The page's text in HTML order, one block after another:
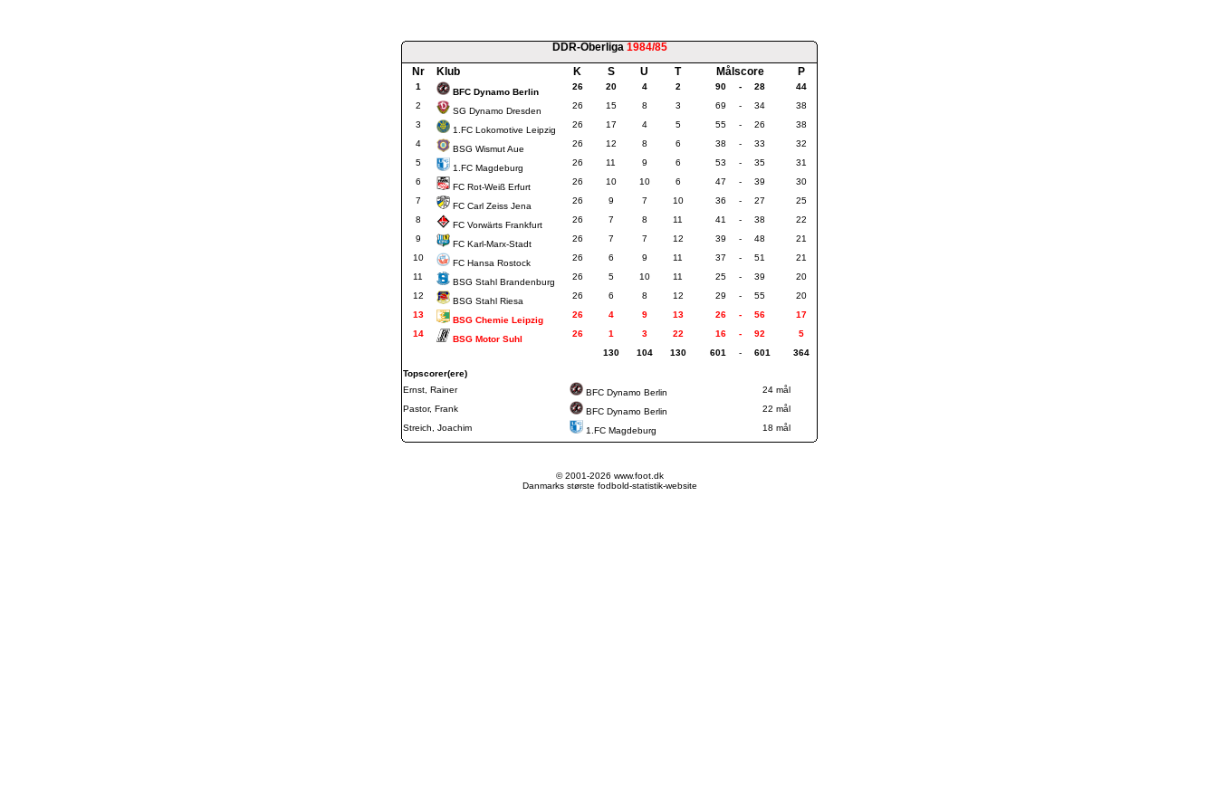
DDR-Oberliga 1984/85
Nr
Klub K S U T Målscore P
1
BFC Dynamo Berlin
26 20 4 2 90 - 28
44
2
SG Dynamo Dresden
26 15 8 3 69 - 34
38
3
1.FC Lokomotive Leipzig
26 17 4 5 55 - 26
38
4
BSG Wismut Aue
26 12 8 6 38 - 33
32
5
1.FC Magdeburg
26 11 9 6 53 - 35
31
6
FC Rot-Weiß Erfurt
26 10 10 6 47 - 39
30
7
FC Carl Zeiss Jena
26 9 7 10 36 - 27
25
8
FC Vorwärts Frankfurt
26 7 8 11 41 - 38
22
9
FC Karl-Marx-Stadt
26 7 7 12 39 - 48
21
10
FC Hansa Rostock
26 6 9 11 37 - 51
21
11
BSG Stahl Brandenburg
26 5 10 11 25 - 39
20
12
BSG Stahl Riesa
26 6 8 12 29 - 55
20
13
BSG Chemie Leipzig
26 4 9 13 26 - 56
17
14
BSG Motor Suhl
26 1 3 22 16 - 92
5
130
104 130 601 - 601 364
Topscorer(ere)
Ernst, Rainer
BFC Dynamo Berlin
24 mål
Pastor, Frank
BFC Dynamo Berlin
22 mål
Streich, Joachim
1.FC Magdeburg 18 mål
© 2001-2026 www.foot.dk
Danmarks største fodbold-statistik-website